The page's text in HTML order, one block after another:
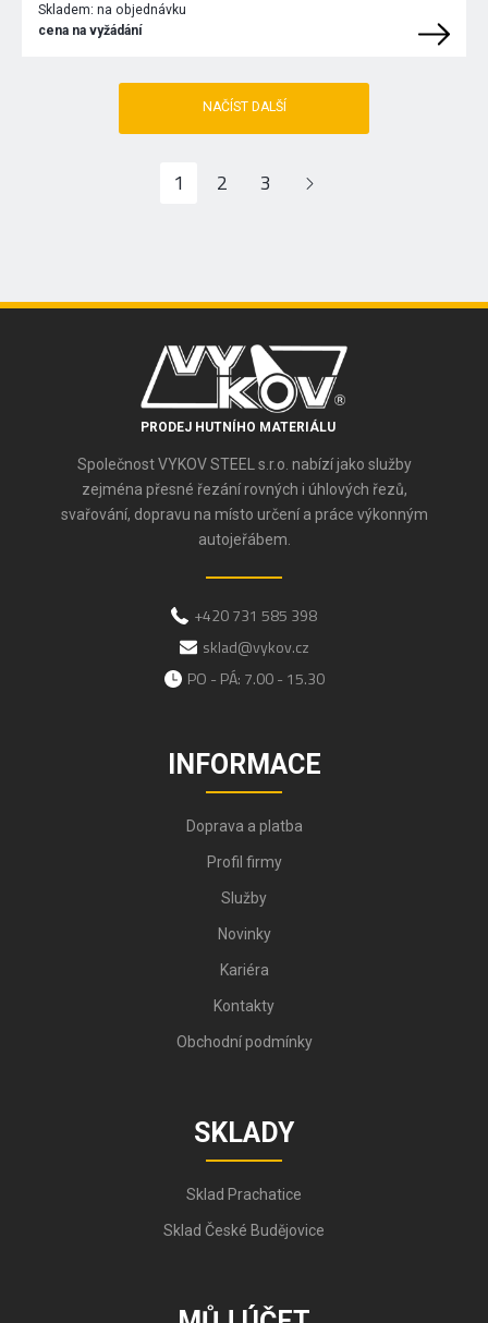
Skladem: na objednávku
cena na vyžádání
NAČÍST DALŠÍ
1 2 3
PRODEJ HUTNÍHO MATERIÁLU
Společnost VYKOV STEEL s.r.o. nabízí jako služby
zejména přesné řezání rovných i úhlových řezů,
svařování, dopravu na místo určení a práce výkonným
autojeřábem.
+420 731 585 398
sklad@vykov.cz
PO - PÁ: 7.00 - 15.30
INFORMACE
Doprava a platba
Profil firmy
Služby
Novinky
Kariéra
Kontakty
Obchodní podmínky
SKLADY
Sklad Prachatice
Sklad České Budějovice